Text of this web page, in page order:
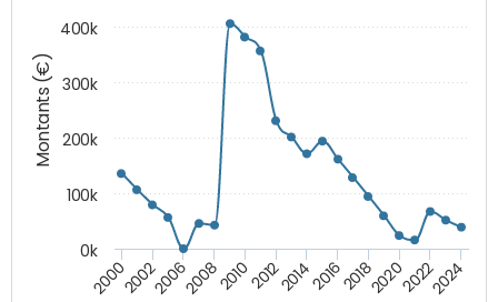
Montants (€)
200020022006200820102012201420162018202020222024
0k
100k
200k
300k
400k